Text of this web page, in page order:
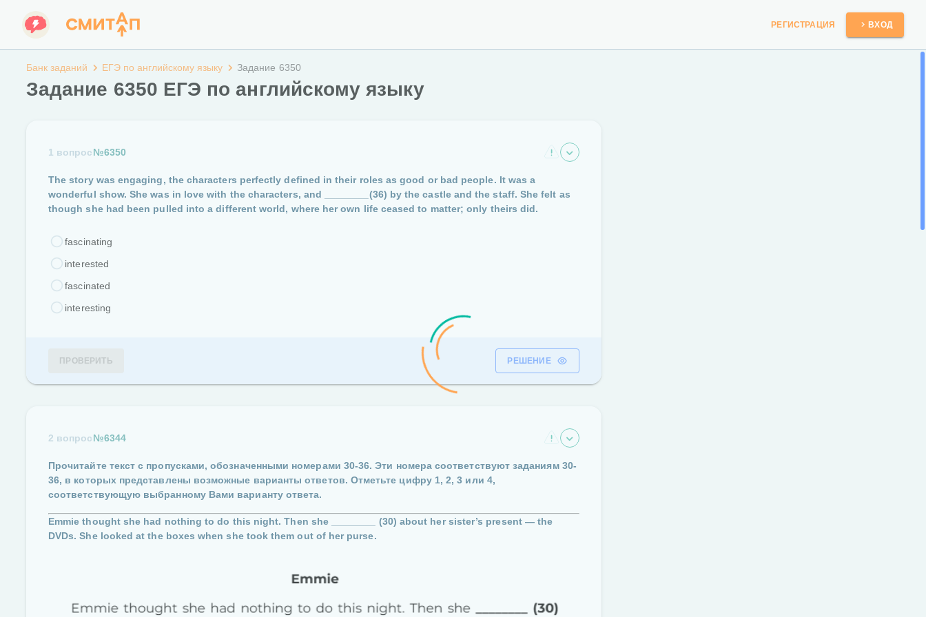
РЕГИСТРАЦИЯ ВХОД
Банк заданий ЕГЭ по английскому языку Задание 6350
Задание 6350 ЕГЭ по английскому языку
1 вопрос№6350
The story was engaging, the characters perfectly defined in their roles as good or bad people. It was a
wonderful show. She was in love with the characters, and
________(36) by the castle and the staff. She felt as
though she had been pulled into a different world, where her own life ceased to matter; only theirs did.
fascinating
interested
fascinated
interesting
ПРОВЕРИТЬ РЕШЕНИЕ
2 вопрос№6344
Прочитайте текст с пропусками, обозначенными номерами 30-36. Эти номера соответствуют заданиям 30-
36, в которых представлены возможные варианты ответов. Отметьте цифру 1, 2, 3 или 4,
соответствующую выбранному Вами варианту ответа.
Emmie thought she had nothing to do this night. Then she ________ (30) about her sister’s present — the
DVDs. She looked at the boxes when she took them out of her purse.